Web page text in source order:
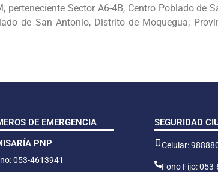
Sector A6-4B, Centro Poblado de
de San Antonio, Distrito de Moquegua;
DE EMERGENCIA
PNP
053-4613941
SEGURIDAD
Celular:
Fono Fijo: